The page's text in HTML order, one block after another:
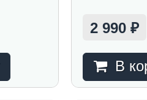
2 990₽
В